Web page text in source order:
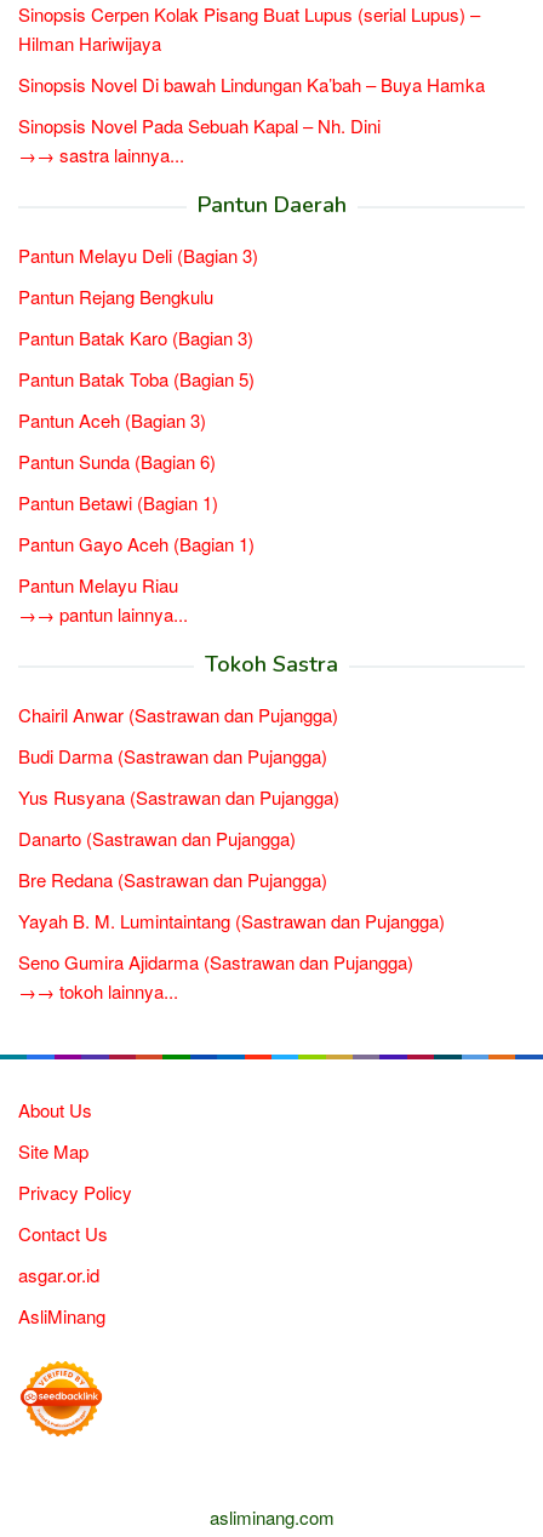
Sinopsis Cerpen Kolak Pisang Buat Lupus (serial Lupus) –
Hilman Hariwijaya
Sinopsis Novel Di bawah Lindungan Ka’bah – Buya Hamka
Sinopsis Novel Pada Sebuah Kapal – Nh. Dini
→→ sastra lainnya...
Pantun Daerah
Pantun Melayu Deli (Bagian 3)
Pantun Rejang Bengkulu
Pantun Batak Karo (Bagian 3)
Pantun Batak Toba (Bagian 5)
Pantun Aceh (Bagian 3)
Pantun Sunda (Bagian 6)
Pantun Betawi (Bagian 1)
Pantun Gayo Aceh (Bagian 1)
Pantun Melayu Riau
→→ pantun lainnya...
Tokoh Sastra
Chairil Anwar (Sastrawan dan Pujangga)
Budi Darma (Sastrawan dan Pujangga)
Yus Rusyana (Sastrawan dan Pujangga)
Danarto (Sastrawan dan Pujangga)
Bre Redana (Sastrawan dan Pujangga)
Yayah B. M. Lumintaintang (Sastrawan dan Pujangga)
Seno Gumira Ajidarma (Sastrawan dan Pujangga)
→→ tokoh lainnya...
About Us
Site Map
Privacy Policy
Contact Us
asgar.or.id
AsliMinang
asliminang.com